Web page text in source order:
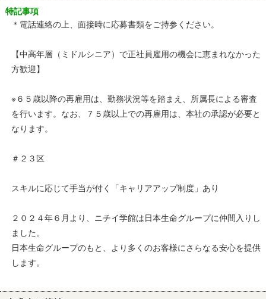
特記事項
＊電話連絡の上、面接時に応募書類をご持参ください。
【中高年層（ミドルシニア）で正社員雇用の機会に恵まれなかった
方歓迎】
※６５歳以降の再雇用は、勤務状況等を踏まえ、所属長による審査
を行います。なお、７５歳以上での再雇用は、本社の承認が必要と
なります。
＃２３区
スキルに応じて手当が付く「キャリアアップ制度」あり
２０２４年６月より、ニチイ学館は日本生命グループに仲間入りし
ました。
日本生命グループのもと、より多くのお客様にさらなる安心を提供
します。